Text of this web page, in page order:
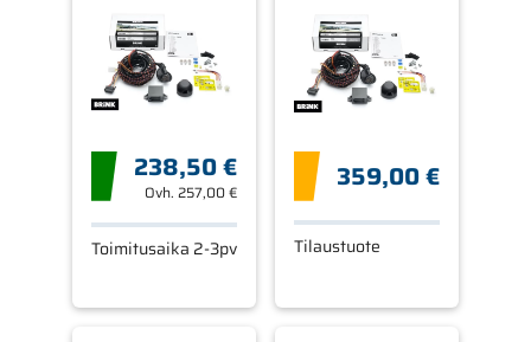
238,50 €
Ovh. 257,00 €
Toimitusaika 2-3pv
359,00 €
Tilaustuote